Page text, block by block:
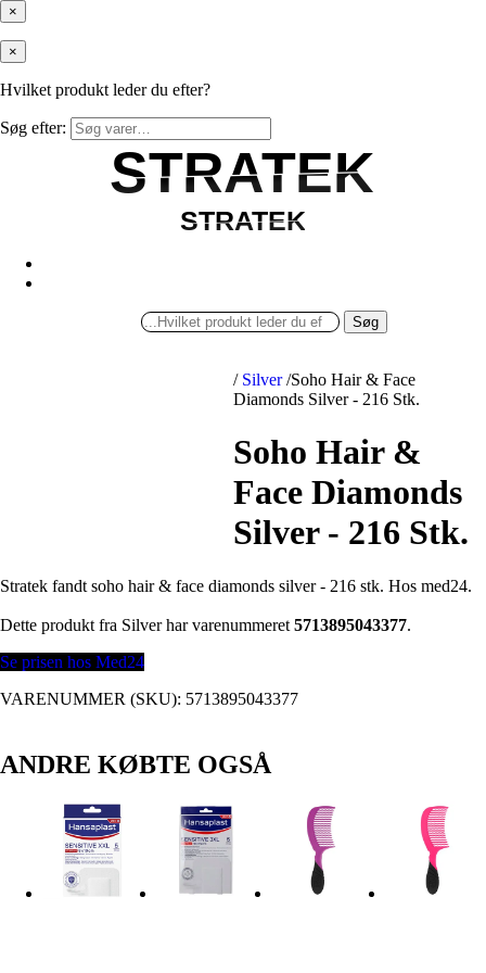
×
×
Hvilket produkt leder du efter?
Søg efter:
STRATEK
STRATEK
STRATEK
STRATEK
Søg
/ Silver /Soho Hair & Face
Diamonds Silver - 216 Stk.
Soho Hair &
Face Diamonds
Silver - 216 Stk.
Stratek fandt soho hair & face diamonds silver - 216 stk. Hos med24.
Dette produkt fra Silver har varenummeret 5713895043377.
Se prisen hos Med24
VARENUMMER (SKU): 5713895043377
ANDRE KØBTE OGSÅ